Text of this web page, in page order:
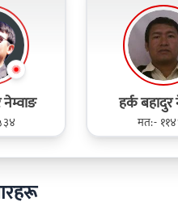
हर्क बहादुर
मत:-